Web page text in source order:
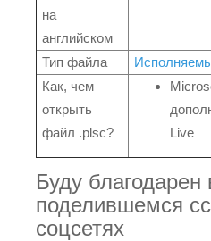
на
английском
Тип файла
Как, чем
открыть
файл .plsc?
Live
Буду благодарен
поделившемся
соцсетях